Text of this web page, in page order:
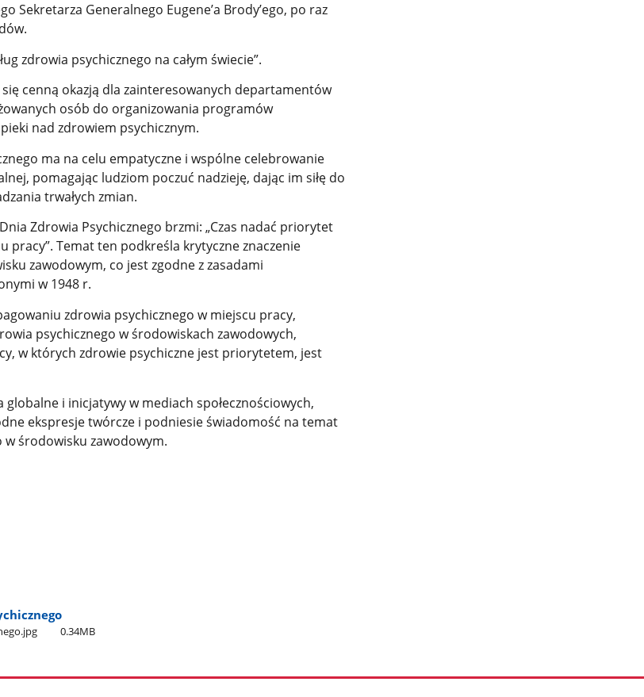
Sekretarza Generalnego Eugene’a Brody’ego, po raz
zdrowia psychicznego na całym świecie”.
cenną okazją dla zainteresowanych departamentów
osób do organizowania programów
nad zdrowiem psychicznym.
ma na celu empatyczne i wspólne celebrowanie
pomagając ludziom poczuć nadzieję, dając im siłę do
trwałych zmian.
Zdrowia Psychicznego brzmi: „Czas nadać priorytet
pracy”. Temat ten podkreśla krytyczne znaczenie
zawodowym, co jest zgodne z zasadami
w 1948 r.
zdrowia psychicznego w miejscu pracy,
psychicznego w środowiskach zawodowych,
w których zdrowie psychiczne jest priorytetem, jest
i inicjatywy w mediach społecznościowych,
ekspresje twórcze i podniesie świadomość na temat
w środowisku zawodowym.
0.34MB